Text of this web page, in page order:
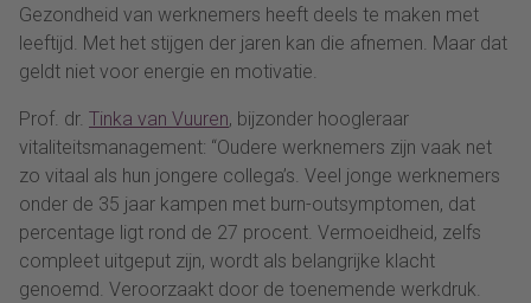
Gezondheid van werknemers heeft deels te maken met
leeftijd. Met het stijgen der jaren kan die afnemen. Maar dat
geldt niet voor energie en motivatie.
Prof. dr. Tinka van Vuuren, bijzonder hoogleraar
vitaliteitsmanagement: “Oudere werknemers zijn vaak net
zo vitaal als hun jongere collega’s. Veel jonge werknemers
onder de 35 jaar kampen met burn-outsymptomen, dat
percentage ligt rond de 27 procent. Vermoeidheid, zelfs
compleet uitgeput zijn, wordt als belangrijke klacht
genoemd. Veroorzaakt door de toenemende werkdruk.